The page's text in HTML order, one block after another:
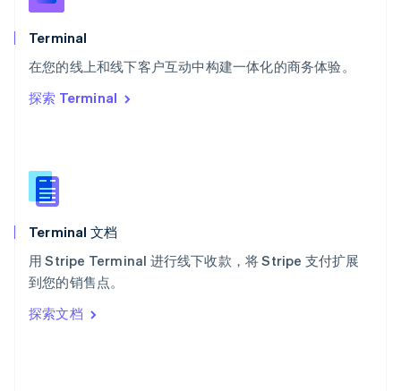
Terminal
在您的线上和线下客户互动中构建一体化的商务体验。
探索 Terminal
Terminal 文档
用 Stripe Terminal 进行线下收款，将 Stripe 支付扩展
到您的销售点。
探索文档
斯洛文尼亚
泰国
ไทยEnglish
English
English
新西兰
匈牙利
意大利
ItalianoEnglish
印度
English